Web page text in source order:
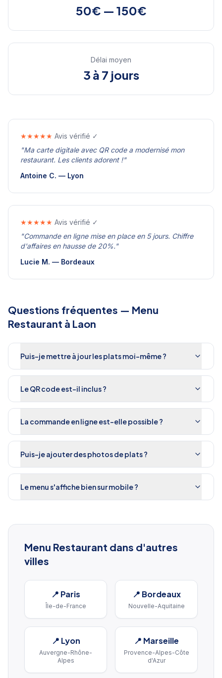
50€ — 150€
Délai moyen
3 à 7 jours
★★★★★ Avis vérifié ✓
"Ma carte digitale avec QR code a modernisé mon
restaurant. Les clients adorent !"
Antoine C. — Lyon
★★★★★ Avis vérifié ✓
"Commande en ligne mise en place en 5 jours. Chiffre
d'affaires en hausse de 20%."
Lucie M. — Bordeaux
Questions fréquentes — Menu
Restaurant à Laon
Puis-je mettre à jour les plats moi-même ?
Le QR code est-il inclus ?
La commande en ligne est-elle possible ?
Puis-je ajouter des photos de plats ?
Le menu s'affiche bien sur mobile ?
Menu Restaurant dans d'autres
villes
📍 Paris
Île-de-France
📍 Bordeaux
Nouvelle-Aquitaine
📍 Lyon
Auvergne-Rhône-
Alpes
📍 Marseille
Provence-Alpes-Côte
d'Azur